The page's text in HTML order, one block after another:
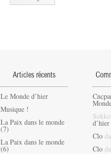
Articles récents
Le Monde d’hier
Musique !
La Paix dans le monde
(7)
La Paix dans le monde
(6)
Sokko
d’hier
Clo
Clo